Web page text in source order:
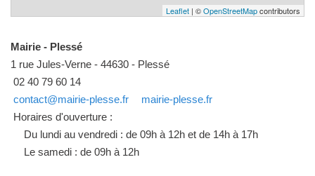
Leaflet | ©OpenStreetMapcontributors
Mairie - Plessé
1 rue Jules-Verne - 44630 - Plessé
02 40 79 60 14
contact@mairie-plesse.fr
mairie-plesse.fr
Horaires d'ouverture :
Du lundi au vendredi : de 09h à 12h et de 14h à 17h
Le samedi : de 09h à 12h